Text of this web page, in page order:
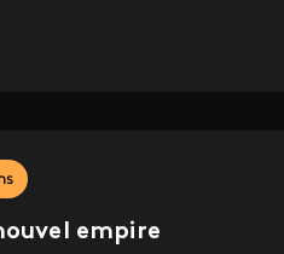
empire